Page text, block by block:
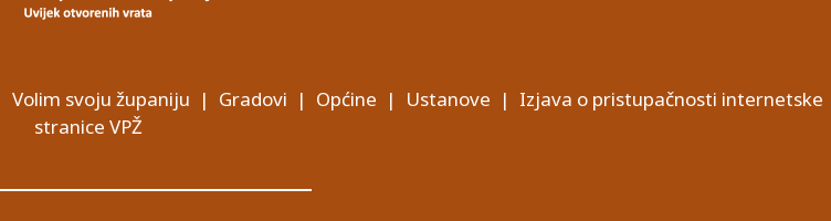
Volim svoju županiju | Gradovi | Općine | Ustanove | Izjava o pristupačnosti internetske
stranice VPŽ